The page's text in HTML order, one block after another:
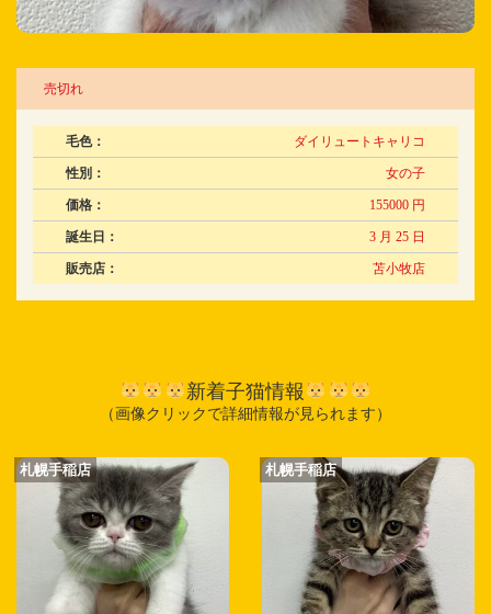
売切れ
毛色： ダイリュートキャリコ
性別： 女の子
価格： 155000 円
誕生日： 3 月 25 日
販売店： 苫小牧店
新着子猫情報
（画像クリックで詳細情報が見られます）
札幌手稲店 札幌手稲店